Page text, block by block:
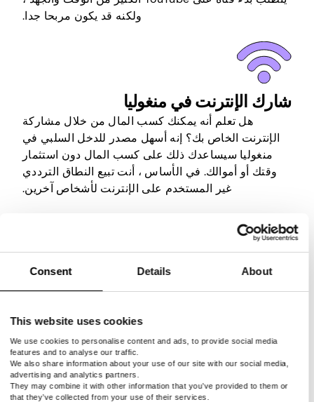
Consent Details About
This website uses cookies
We use cookies to personalise content and ads, to provide social media
features and to analyse our traffic.
We also share information about your use of our site with our social media,
advertising and analytics partners.
They may combine it with other information that you’ve provided to them or
that they’ve collected from your use of their services.
ولكنه قد يكون مربحا جدا.
شارك الإنترنت في منغوليا
هل تعلم أنه يمكنك كسب المال من خلال مشاركة
الإنترنت الخاص بك؟ إنه أسهل مصدر للدخل السلبي في
منغوليا سيساعدك ذلك على كسب المال دون استثمار
وقتك أو أموالك. في الأساس ، أنت تبيع النطاق الترددي
غير المستخدم على الإنترنت لأشخاص آخرين.
كل ما عليك فعله هو تثبيت تطبيق مناسب على جهاز
متصل بالإنترنت ، وإنشاء حساب ، وستقوم الشركة التي
تقف وراءه بالباقي. سيقومون بتأجير النطاق الترددي
الخاص بك للآخرين والسماح لهم باستخدامه من خلال
عنوان IP الخاص بك لأنشطة التصفح الخاصة بهم. لذلك كل
فقط ضع في اعتبارك أنه فقط باستخدام تطبيق جدير
بالثقة يشارك اتصالك بالإنترنت بشكل آمن ، يمكنك تحويل
النطاق الترددي غير المستخدم إلى نقود دون القلق بشأن
خصوصيتك أو أمانك.